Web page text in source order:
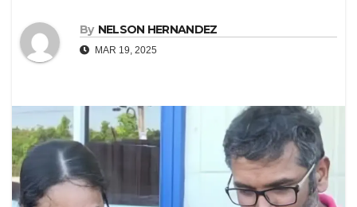
By NELSON HERNANDEZ
MAR 19, 2025